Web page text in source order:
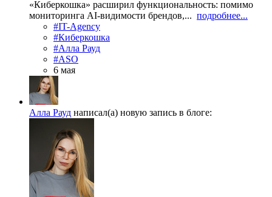
«Киберкошка» расширил функциональность: помимо
мониторинга AI-видимости брендов,... подробнее...
#IT-Agency
#Киберкошка
#Алла Рауд
#ASO
6 мая
Алла Рауд написал(а) новую запись в блоге: